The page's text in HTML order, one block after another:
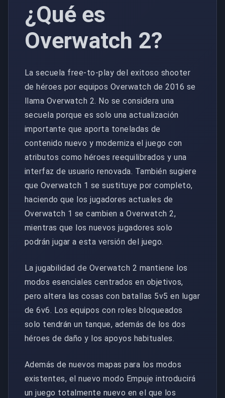
¿Qué es
Overwatch 2?
La secuela free-to-play del exitoso shooter
de héroes por equipos Overwatch de 2016 se
llama Overwatch 2. No se considera una
secuela porque es solo una actualización
importante que aporta toneladas de
contenido nuevo y moderniza el juego con
atributos como héroes reequilibrados y una
interfaz de usuario renovada. También sugiere
que Overwatch 1 se sustituye por completo,
haciendo que los jugadores actuales de
Overwatch 1 se cambien a Overwatch 2,
mientras que los nuevos jugadores solo
podrán jugar a esta versión del juego.
La jugabilidad de Overwatch 2 mantiene los
modos esenciales centrados en objetivos,
pero altera las cosas con batallas 5v5 en lugar
de 6v6. Los equipos con roles bloqueados
solo tendrán un tanque, además de los dos
héroes de daño y los apoyos habituales.
Además de nuevos mapas para los modos
existentes, el nuevo modo Empuje introducirá
un juego totalmente nuevo en el que los